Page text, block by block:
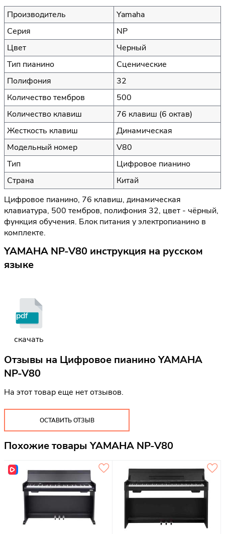
Производитель
Yamaha
Серия
NP
Цвет
Черный
Тип пианино
Сценические
Полифония
32
Количество тембров
500
Количество клавиш
76 клавиш (6 октав)
Жесткость клавиш
Динамическая
Модельный номер
V80
Тип
Цифровое пианино
Страна
Китай
Цифровое пианино, 76 клавиш, динамическая
клавиатура, 500 тембров, полифония 32, цвет - чёрный,
функция обучения. Блок питания у электропианино в
комплекте.
YAMAHA NP-V80 инструкция на русском
языке
pdf
скачать
Отзывы на Цифровое пианино YAMAHA
NP-V80
На этот товар еще нет отзывов.
ОСТАВИТЬ ОТЗЫВ
Похожие товары YAMAHA NP-V80